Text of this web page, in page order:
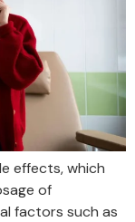
effects, which
of
factors such as